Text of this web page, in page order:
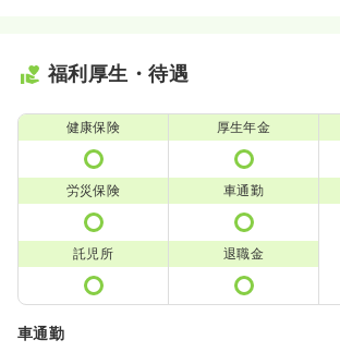
福利厚生・待遇
健康保険 厚生年金
労災保険 車通勤
託児所 退職金
車通勤